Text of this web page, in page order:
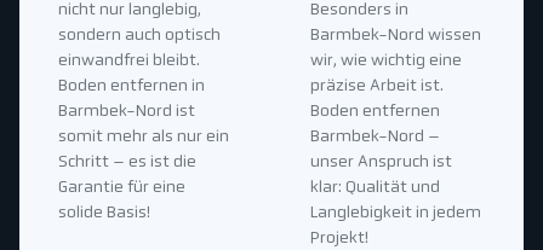
Besonders in
Barmbek-Nord wissen
wir, wie wichtig eine
präzise Arbeit ist.
Boden entfernen
Barmbek-Nord –
unser Anspruch ist
klar: Qualität und
Langlebigkeit in jedem
Projekt!
nicht nur langlebig,
sondern auch optisch
einwandfrei bleibt.
Boden entfernen in
Barmbek-Nord ist
somit mehr als nur ein
Schritt – es ist die
Garantie für eine
solide Basis!